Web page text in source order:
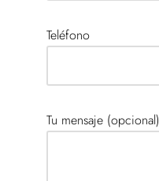
Teléfono
Tu mensaje (opcional)